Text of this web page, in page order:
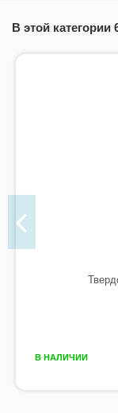
В этой категории
В НАЛИЧИИ